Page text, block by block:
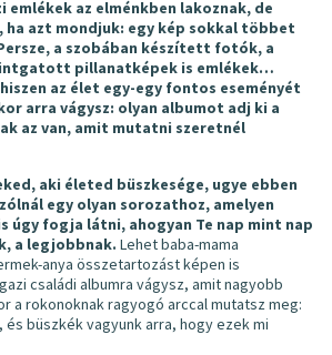
emlékek az elménkben lakoznak, de
ha azt mondjuk: egy kép sokkal többet
a szobában készített fotók, a
pillanatképek is emlékek…
az élet egy-egy fontos eseményét
arra vágysz: olyan albumot adj ki a
az van, amit mutatni szeretnél
aki életed büszkesége, ugye ebben
egy olyan sorozathoz, amelyen
úgy fogja látni, ahogyan Te nap mint nap
a legjobbnak. Lehet baba-mama
anya összetartozást képen is
családi albumra vágysz, amit nagyobb
a rokonoknak ragyogó arccal mutatsz meg:
és büszkék vagyunk arra, hogy ezek mi